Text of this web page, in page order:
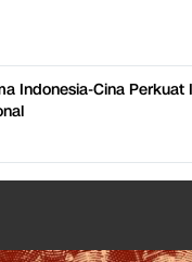
Indonesia-Cina Perkuat